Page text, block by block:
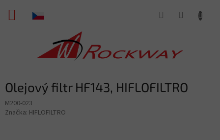
obsah
NÁKUPNÍ
Olejový filtr HF143, HIFLOFILTRO
M200-023
Značka: HIFLOFILTRO